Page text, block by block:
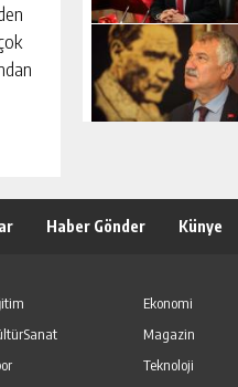
Haber Gönder Künye
Ekonomi
Magazin
Teknoloji